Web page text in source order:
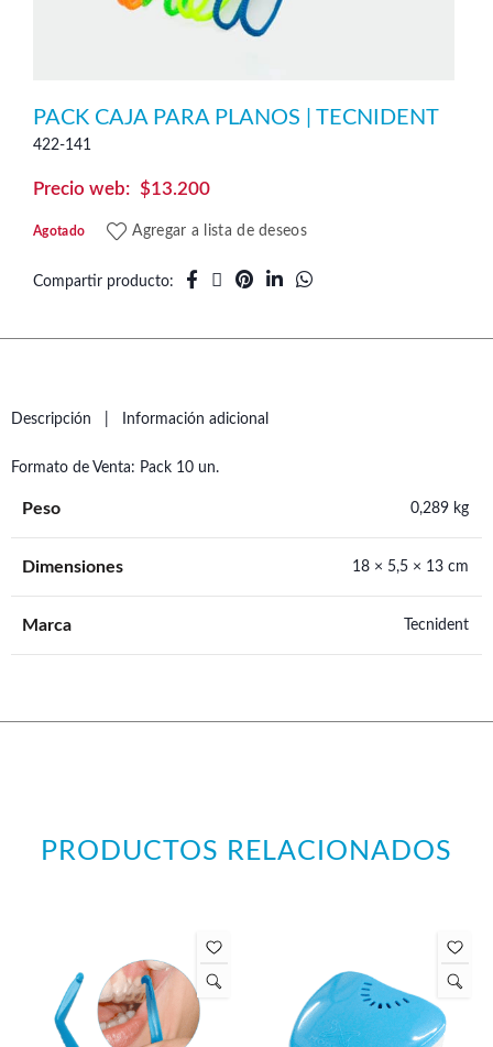
PACK CAJA PARA PLANOS | TECNIDENT
422-141
$13.200
Agotado Agregar a lista de deseos
Compartir producto
Descripción Información adicional
Formato de Venta: Pack 10 un.
Peso 0,289 kg
Dimensiones 18 × 5,5 × 13 cm
Marca Tecnident
PRODUCTOS RELACIONADOS